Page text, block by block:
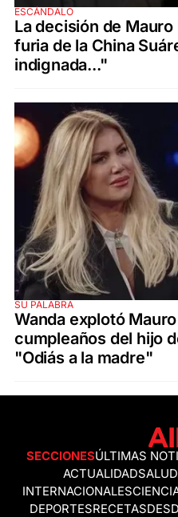
ESCÁNDALO
La decisión de
furia de la China
indignada..."
SU PALABRA
Wanda explotó
cumpleaños del hijo
"Odiás a la madre"
SECCIONESÚLTIMAS
ACTUALIDADSALUD
INTERNACIONALES
DEPORTESRECETAS